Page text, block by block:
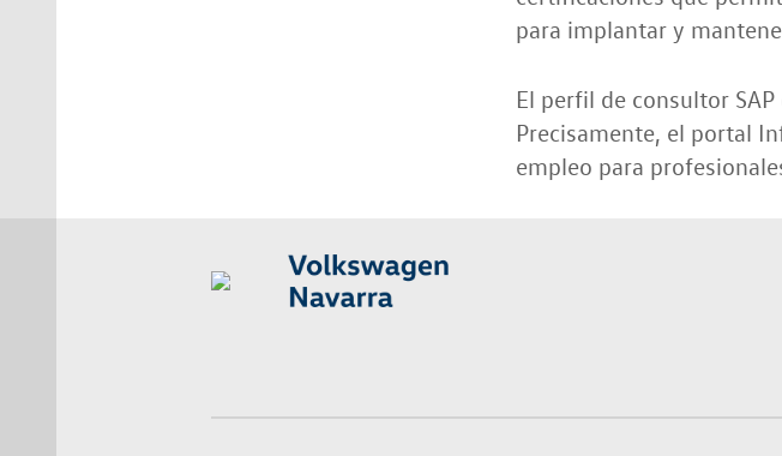
para implantar y
El perfil de consultor
Precisamente, el portal
empleo para